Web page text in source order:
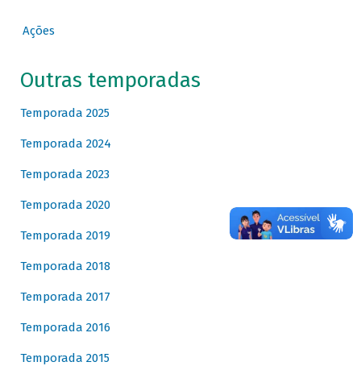
Ações
Outras temporadas
Temporada 2025
Temporada 2024
Temporada 2023
Temporada 2020
Temporada 2019
Temporada 2018
Temporada 2017
Temporada 2016
Temporada 2015